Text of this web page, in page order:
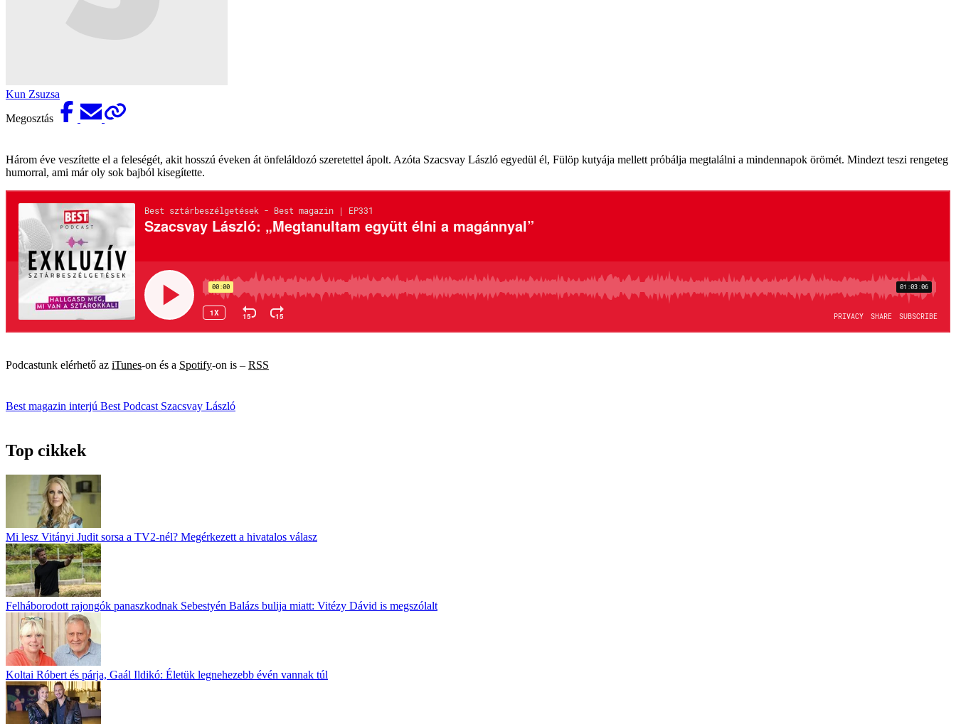
Kun Zsuzsa
Megosztás
Három éve veszítette el a feleségét, akit hosszú éveken át önfeláldozó szeretettel ápolt. Azóta Szacsvay László egyedül él, Fülöp kutyája mellett próbálja megtalálni a mindennapok örömét. Mindezt teszi rengeteg
humorral, ami már oly sok bajból kisegítette.
Podcastunk elérhető az iTunes-on és a Spotify-on is – RSS
Best magazin interjú Best Podcast Szacsvay László
Top cikkek
Mi lesz Vitányi Judit sorsa a TV2-nél? Megérkezett a hivatalos válasz
Felháborodott rajongók panaszkodnak Sebestyén Balázs bulija miatt: Vitézy Dávid is megszólalt
Koltai Róbert és párja, Gaál Ildikó: Életük legnehezebb évén vannak túl